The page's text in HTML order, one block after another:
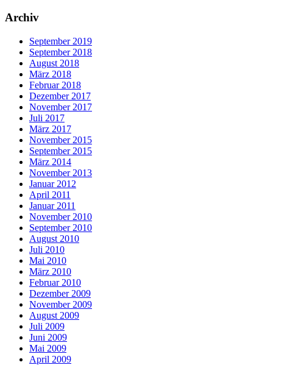
Archiv
September 2019
September 2018
August 2018
März 2018
Februar 2018
Dezember 2017
November 2017
Juli 2017
März 2017
November 2015
September 2015
März 2014
November 2013
Januar 2012
April 2011
Januar 2011
November 2010
September 2010
August 2010
Juli 2010
Mai 2010
März 2010
Februar 2010
Dezember 2009
November 2009
August 2009
Juli 2009
Juni 2009
Mai 2009
April 2009